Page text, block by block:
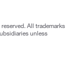
All trademarks
unless